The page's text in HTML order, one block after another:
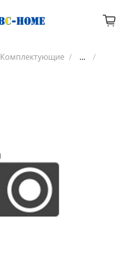
Комплектующие
...